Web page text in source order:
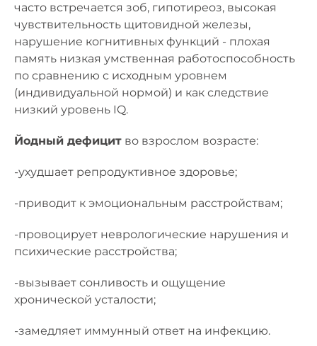
часто встречается зоб, гипотиреоз, высокая
чувствительность щитовидной железы,
нарушение когнитивных функций - плохая
память низкая умственная работоспособность
по сравнению с исходным уровнем
(индивидуальной нормой) и как следствие
низкий уровень IQ.
Йодный дефицит во взрослом возрасте:
-ухудшает репродуктивное здоровье;
-приводит к эмоциональным расстройствам;
-провоцирует неврологические нарушения и
психические расстройства;
-вызывает сонливость и ощущение
хронической усталости;
-замедляет иммунный ответ на инфекцию.